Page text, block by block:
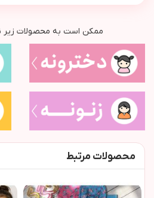
ممکن است به محصولات زیر
محصولات مرتبط